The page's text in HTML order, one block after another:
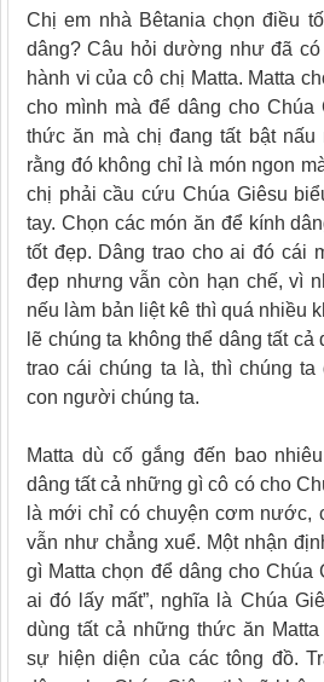
Chị em nhà Bêtania chọn điều
dâng? Câu hỏi dường như đã
hành vi của cô chị Matta. Matta
cho mình mà để dâng cho
thức ăn mà chị đang tất bật
rằng đó không chỉ là món ngon
chị phải cầu cứu Chúa Giêsu
tay. Chọn các món ăn để kính
tốt đẹp. Dâng trao cho ai đó cái
đẹp nhưng vẫn còn hạn chế, vì
nếu làm bản liệt kê thì quá nhiều
lẽ chúng ta không thể dâng tất
trao cái chúng ta là, thì chúng ta
con người chúng ta.
Matta dù cố gắng đến bao
dâng tất cả những gì cô có cho
là mới chỉ có chuyện cơm nước,
vẫn như chẳng xuể. Một nhận
gì Matta chọn để dâng cho Chúa
ai đó lấy mất”, nghĩa là Chúa
dùng tất cả những thức ăn
sự hiện diện của các tông đồ.